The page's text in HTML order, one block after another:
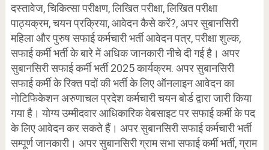
दस्तावेज, चिकित्सा परीक्षण, लिखित परीक्षा, लिखित परीक्षा
पाठ्यक्रम, चयन प्रक्रिया, आवेदन कैसे करें?, अपर सुबानसिरी
महिला और पुरुष सफाई कर्मचारी भर्ती आवेदन पत्र, परीक्षा शुल्क,
सफाई कर्मी भर्ती के बारे में अधिक जानकारी नीचे दी गई है। अपर
सुबानसिरी सफाई कर्मी भर्ती 2025 कार्यक्रम. अपर सुबानसिरी
सफाई कर्मी के रिक्त पदों की भर्ती के लिए ऑनलाइन आवेदन का
नोटिफिकेशन अरुणाचल प्रदेश कर्मचारी चयन बोर्ड द्वारा जारी किया
गया है। योग्य उम्मीदवार आधिकारिक वेबसाइट पर सफाई कर्मी के पद
के लिए आवेदन कर सकते हैं। अपर सुबानसिरी सफाई कर्मचारी भर्ती
सम्पूर्ण जानकारी। अपर सुबानसिरी ग्राम सभा सफाई कर्मी भर्ती, ग्राम